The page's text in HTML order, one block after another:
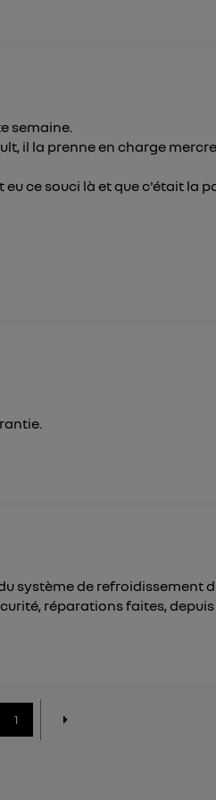
semaine.
il la prenne en charge
eu ce souci là et que c'était la
système de refroidissement
réparations faites, depuis
1